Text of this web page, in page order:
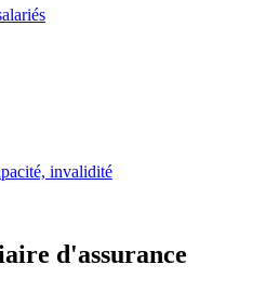
invalidité
d'assurance